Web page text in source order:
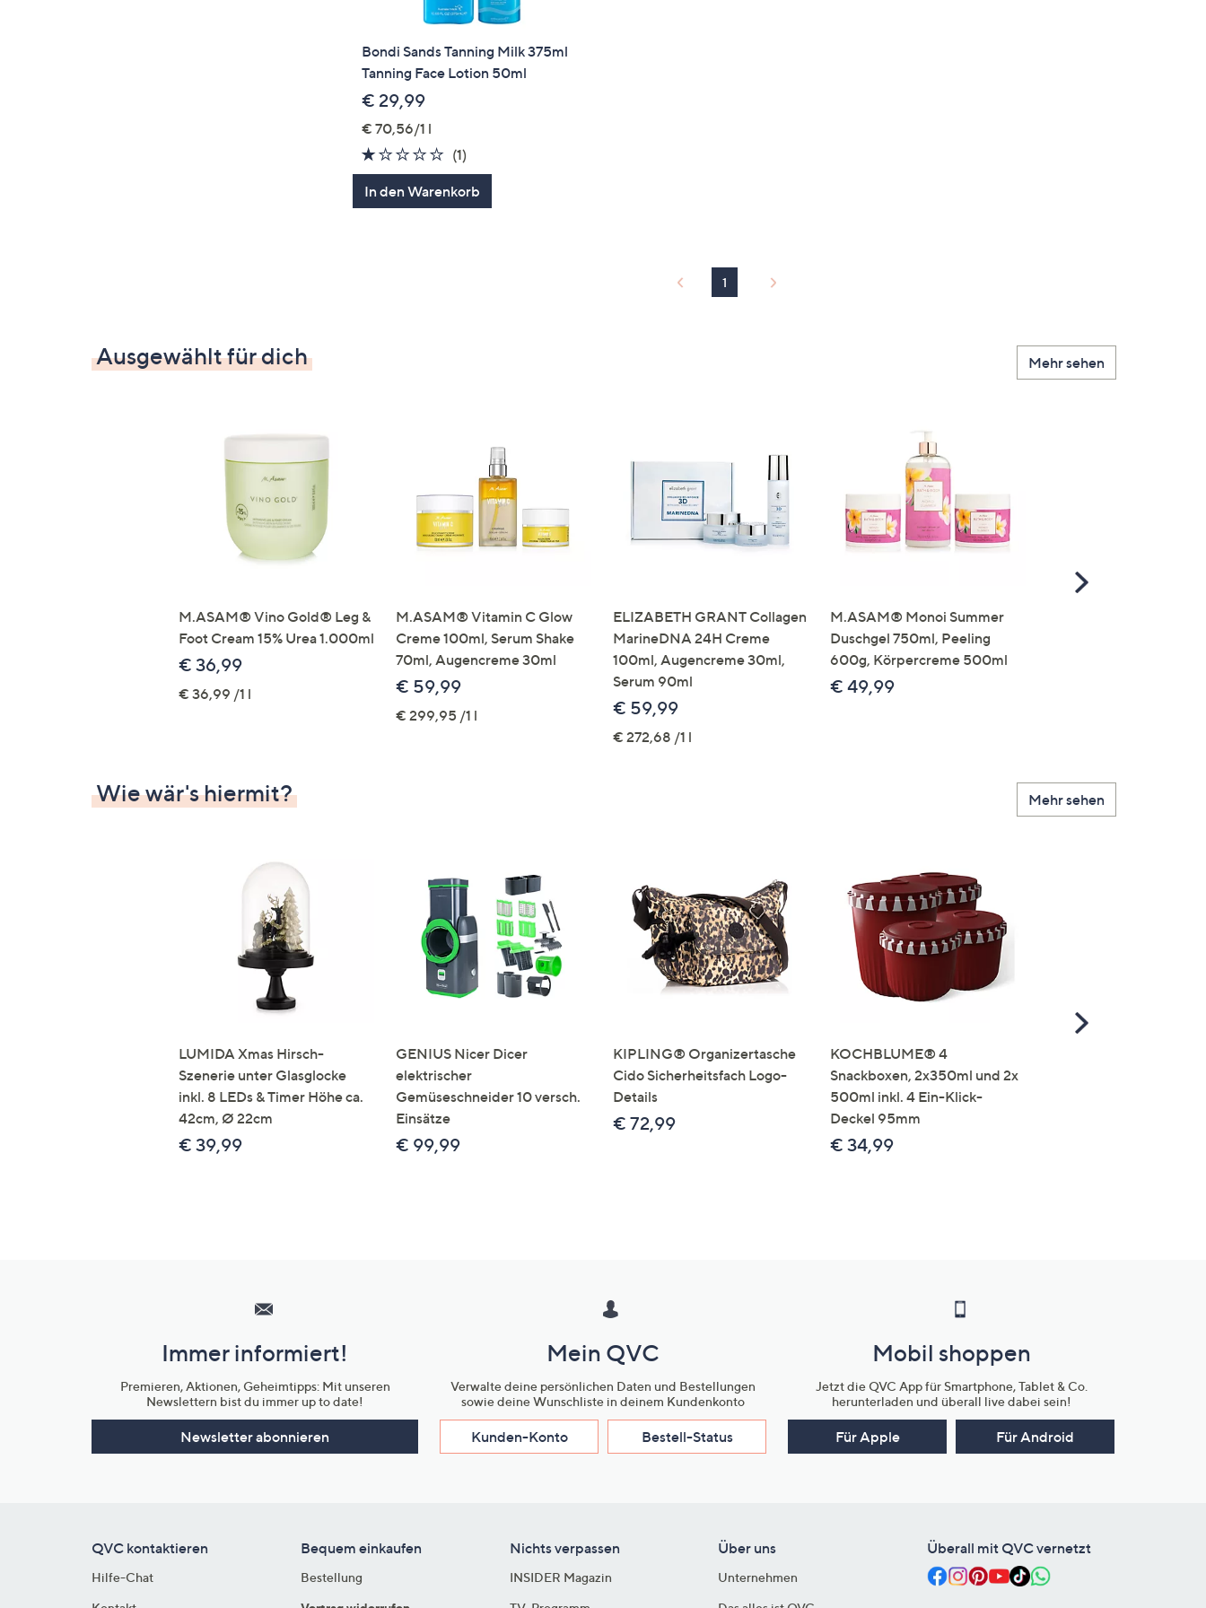
Bondi Sands Tanning Milk 375ml
Tanning Face Lotion 50ml
€ 29,99
€ 70,56/1 l
1.0
von
5
(1)1
Bewertungen
In den Warenkorb
1
Ausgewählt für dich Mehr sehen
M.ASAM® Vino Gold® Leg &
Foot Cream 15% Urea 1.000ml
€ 36,99
€ 36,99 /1 l
M.ASAM® Vitamin C Glow
Creme 100ml, Serum Shake
70ml, Augencreme 30ml
€ 59,99
€ 299,95 /1 l
ELIZABETH GRANT Collagen
MarineDNA 24H Creme
100ml, Augencreme 30ml,
Serum 90ml
€ 59,99
€ 272,68 /1 l
M.ASAM® Monoi Summer
Duschgel 750ml, Peeling
600g, Körpercreme 500ml
€ 49,99
Scroll
Right
Wie wär's hiermit? Mehr sehen
LUMIDA Xmas Hirsch-
Szenerie unter Glasglocke
inkl. 8 LEDs & Timer Höhe ca.
42cm, Ø 22cm
€ 39,99
GENIUS Nicer Dicer
elektrischer
Gemüseschneider 10 versch.
Einsätze
€ 99,99
KIPLING® Organizertasche
Cido Sicherheitsfach Logo-
Details
€ 72,99
KOCHBLUME® 4
Snackboxen, 2x350ml und 2x
500ml inkl. 4 Ein-Klick-
Deckel 95mm
€ 34,99
Scroll
Right
Unternehmensinformationen
Immer informiert!
Premieren, Aktionen, Geheimtipps: Mit unseren
Newslettern bist du immer up to date!
Newsletter abonnieren
Mein QVC
Verwalte deine persönlichen Daten und Bestellungen
sowie deine Wunschliste in deinem Kundenkonto
Kunden-Konto Bestell-Status
Mobil shoppen
Jetzt die QVC App für Smartphone, Tablet & Co.
herunterladen und überall live dabei sein!
Für Apple Für Android
QVC kontaktieren
Hilfe-Chat
Bequem einkaufen
Bestellung
Nichts verpassen
INSIDER Magazin
Über uns
Unternehmen
Überall mit QVC vernetzt